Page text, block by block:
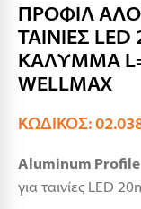
ΠΡΟΦΙΛ
ΤΑΙΝΙΕΣ
ΚΑΛΥΜΜΑ
WELLMAX
ΚΩΔΙΚΌΣ:
Aluminum Profile
για ταινίες LED